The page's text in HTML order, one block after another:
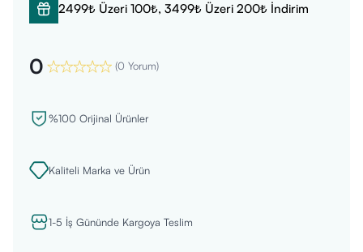
2499₺ Üzeri 100₺, 3499₺ Üzeri 200₺ İndirim
0 (0 Yorum)
%100 Orijinal Ürünler
Kaliteli Marka ve Ürün
1-5 İş Gününde Kargoya Teslim